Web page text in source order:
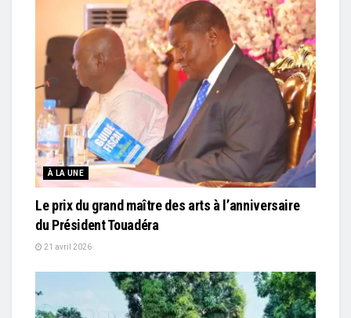
À LA UNE
Le prix du grand maître des arts à l’anniversaire
du Président Touadéra
21 avril 2026